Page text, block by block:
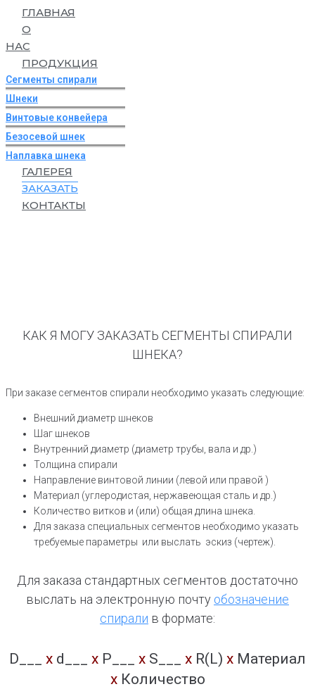
ГЛАВНАЯ
О
НАС
ПРОДУКЦИЯ
Сегменты спирали
Шнеки
Винтовые конвейера
Безосевой шнек
Наплавка шнека
ГАЛЕРЕЯ
ЗАКАЗАТЬ
КОНТАКТЫ
КАК Я МОГУ ЗАКАЗАТЬ СЕГМЕНТЫ СПИРАЛИ
ШНЕКА?
При заказе сегментов спирали необходимо указать следующие:
Внешний диаметр шнеков
Шаг шнеков
Внутренний диаметр (диаметр трубы, вала и др.)
Толщина спирали
Направление винтовой линии (левой или правой )
Материал (углеродистая, нержавеющая сталь и др.)
Количество витков и (или) общая длина шнека.
Для заказа специальных сегментов необходимо указать
требуемые параметры или выслать эскиз (чертеж).
Для заказа стандартных сегментов достаточно
выслать на электронную почту обозначение
спирали в формате:
D___ x d___ x P___ x S___ x R(L) х Материал
хКоличество